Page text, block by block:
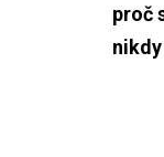
proč